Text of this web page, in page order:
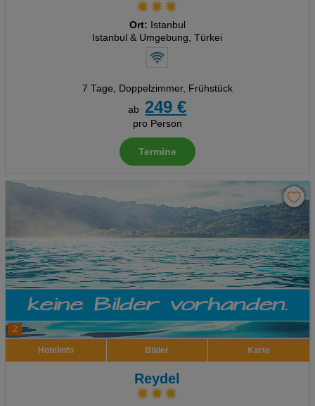
Ort: Istanbul
Istanbul & Umgebung, Türkei
7 Tage, Doppelzimmer, Frühstück
ab
249 €
pro Person
Termine
2
Hotelinfo Bilder Karte
Reydel